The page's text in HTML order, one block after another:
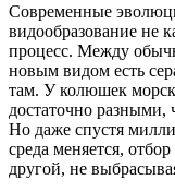
Современные
видообразование не
процесс. Между
новым видом есть
там. У колюшек
достаточно разными,
Но даже спустя
среда меняется,
другой, не